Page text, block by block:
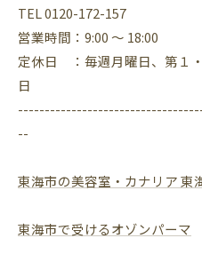
TEL 0120-172-157
営業時間：9:00 ～ 18:00
定休日 ：毎週月曜日、第１
日
--
東海市の美容室・カナリア 東
東海市で受けるオゾンパーマ